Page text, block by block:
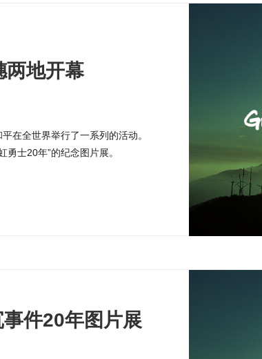
两地开幕
在全世界举行了一系列的活动。
士20年”的纪念图片展。
件20年图片展